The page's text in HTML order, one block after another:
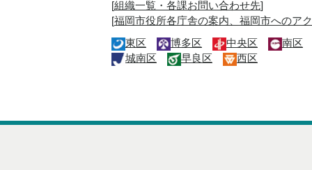
[組織一覧・各課お問い合わせ先]
[福岡市役所各庁舎の案内、福岡市へのア
東区
博多区 中央区
南区
城南区
早良区 西区